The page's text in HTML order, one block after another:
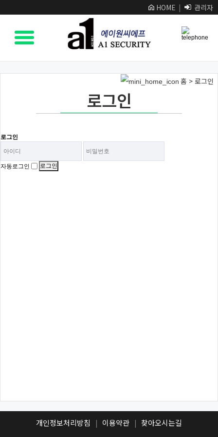
HOME | 관리자
홈 > 로그인
로그인
로그인
자동로그인 로그인
개인정보처리방침 | 이용약관 | 찾아오시는길